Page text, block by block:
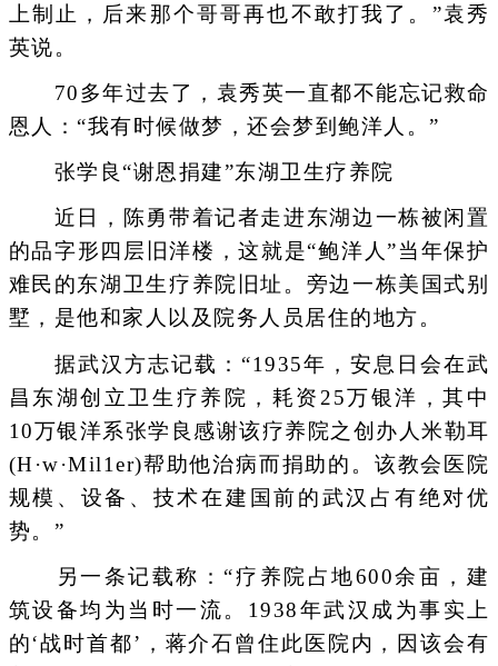
上制止，后来那个哥哥再也不敢打我了。”袁秀
英说。
70多年过去了，袁秀英一直都不能忘记救命
恩人：“我有时候做梦，还会梦到鲍洋人。”
张学良“谢恩捐建”东湖卫生疗养院
近日，陈勇带着记者走进东湖边一栋被闲置
的品字形四层旧洋楼，这就是“鲍洋人”当年保护
难民的东湖卫生疗养院旧址。旁边一栋美国式别
墅，是他和家人以及院务人员居住的地方。
据武汉方志记载：“1935年，安息日会在武
昌东湖创立卫生疗养院，耗资25万银洋，其中
10万银洋系张学良感谢该疗养院之创办人米勒耳
(H·w·Mil1er)帮助他治病而捐助的。该教会医院
规模、设备、技术在建国前的武汉占有绝对优
势。”
另一条记载称：“疗养院占地600余亩，建
筑设备均为当时一流。1938年武汉成为事实上
的‘战时首都’，蒋介石曾住此医院内，因该会有